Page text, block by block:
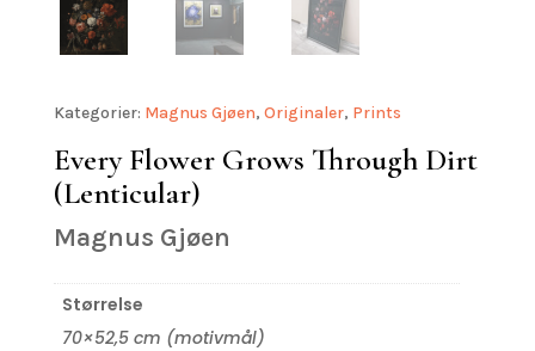
Kategorier: Magnus Gjøen, Originaler, Prints
Every Flower Grows Through Dirt
(Lenticular)
Magnus Gjøen
Størrelse
70×52,5 cm (motivmål)